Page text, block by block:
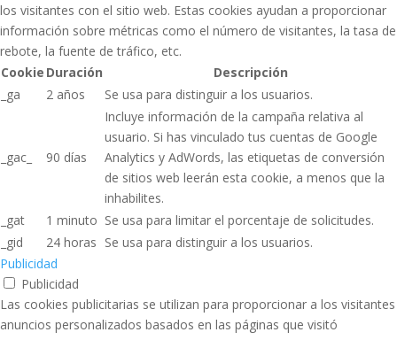
los visitantes con el sitio web. Estas cookies ayudan a proporcionar
información sobre métricas como el número de visitantes, la tasa de
rebote, la fuente de tráfico, etc.
Cookie Duración
Descripción
_ga
2 años Se usa para distinguir a los usuarios.
_gac_ 90 días
Incluye información de la campaña relativa al
usuario. Si has vinculado tus cuentas de Google
Analytics y AdWords, las etiquetas de conversión
de sitios web leerán esta cookie, a menos que la
inhabilites.
_gat
1 minuto Se usa para limitar el porcentaje de solicitudes.
_gid
24 horas Se usa para distinguir a los usuarios.
Publicidad
Publicidad
Las cookies publicitarias se utilizan para proporcionar a los visitantes
anuncios personalizados basados ​​en las páginas que visitó